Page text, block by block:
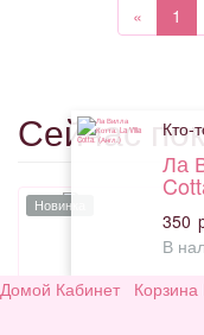
« Previous
1
Сейчас
Новинка
Домой Кабинет Корзина
Кто-
Ла
350
В